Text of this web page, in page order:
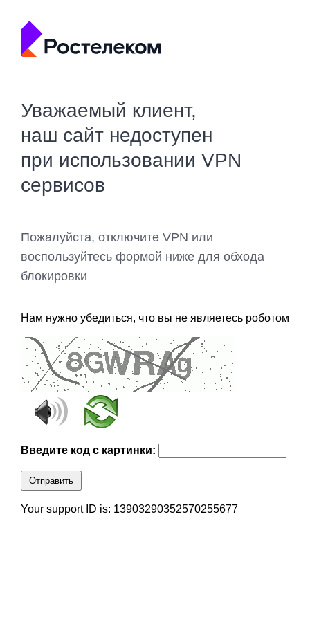
Уважаемый клиент,
наш сайт недоступен
при использовании VPN
сервисов
Пожалуйста, отключите VPN или
воспользуйтесь формой ниже для обхода
блокировки
Нам нужно убедиться, что вы не являетесь роботом
Введите код с картинки:
Отправить
Your support ID is: 13903290352570255677